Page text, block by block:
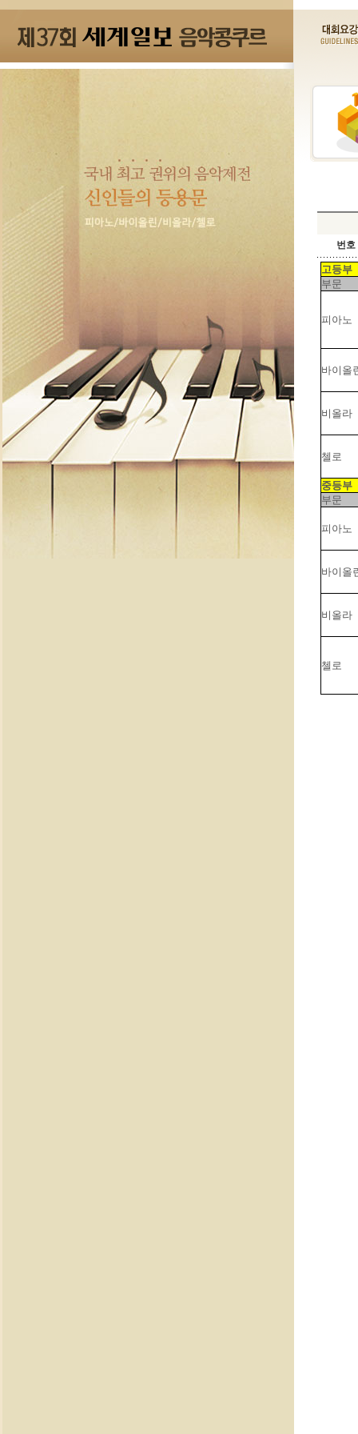
번호
고등부
부문
피아노
바이올
비올라
첼로
중등부
부문
피아노
바이올
비올라
첼로